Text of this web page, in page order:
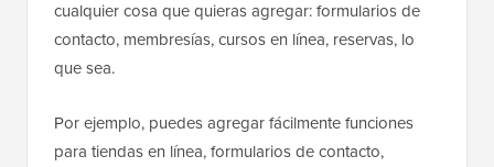
cualquier cosa que quieras agregar: formularios de
contacto, membresías, cursos en línea, reservas, lo
que sea.
Por ejemplo, puedes agregar fácilmente funciones
para tiendas en línea, formularios de contacto,